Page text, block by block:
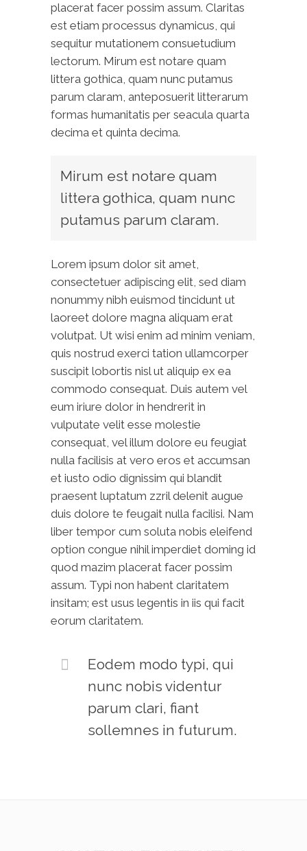
placerat facer possim assum. Claritas
est etiam processus dynamicus, qui
sequitur mutationem consuetudium
lectorum. Mirum est notare quam
littera gothica, quam nunc putamus
parum claram, anteposuerit litterarum
formas humanitatis per seacula quarta
decima et quinta decima.
Mirum est notare quam
littera gothica, quam nunc
putamus parum claram.
Lorem ipsum dolor sit amet,
consectetuer adipiscing elit, sed diam
nonummy nibh euismod tincidunt ut
laoreet dolore magna aliquam erat
volutpat. Ut wisi enim ad minim veniam,
quis nostrud exerci tation ullamcorper
suscipit lobortis nisl ut aliquip ex ea
commodo consequat. Duis autem vel
eum iriure dolor in hendrerit in
vulputate velit esse molestie
consequat, vel illum dolore eu feugiat
nulla facilisis at vero eros et accumsan
et iusto odio dignissim qui blandit
praesent luptatum zzril delenit augue
duis dolore te feugait nulla facilisi. Nam
liber tempor cum soluta nobis eleifend
option congue nihil imperdiet doming id
quod mazim placerat facer possim
assum. Typi non habent claritatem
insitam; est usus legentis in iis qui facit
eorum claritatem.
Eodem modo typi, qui
nunc nobis videntur
parum clari, fiant
sollemnes in futurum.